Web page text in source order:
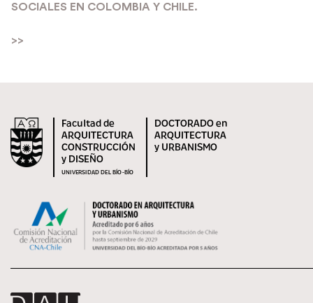
SOCIALES EN COLOMBIA Y CHILE.
>>
Facultad de
ARQUITECTURA
CONSTRUCCIÓN
y DISEÑO
UNIVERSIDAD DEL BÍO-BÍO
DOCTORADO en
ARQUITECTURA
y URBANISMO